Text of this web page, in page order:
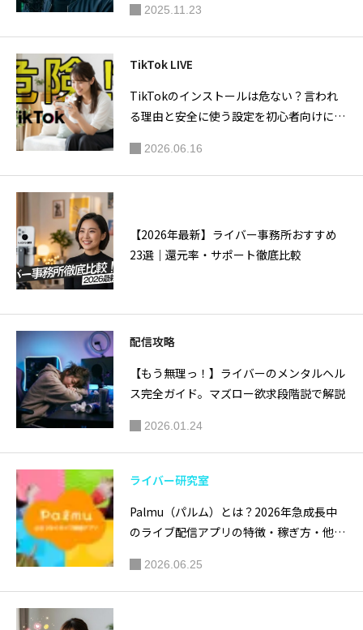
2025.11.23
TikTok LIVE
TikTokのインストールは危ない？言われ
る理由と安全に使う設定を初心者向けに解
2026.06.16
【2026年最新】ライバー事務所おすすめ
23選｜還元率・サポート徹底比較
配信攻略
【もう無理っ！】ライバーのメンタルヘル
ス完全ガイド。マズロー欲求段階説で解説
2026.01.24
ライバー研究室
Palmu（パルム）とは？2026年急成長中
のライブ配信アプリの特徴・稼ぎ方・他ア
2026.06.25